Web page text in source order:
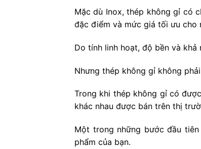
Mặc dù Inox, thép không gỉ có
đặc điểm và mức giá tối ưu cho
Do tính linh hoạt, độ bền và
Nhưng thép không gỉ không
Trong khi thép không gỉ có
khác nhau được bán trên thị
Một trong những bước đầu
phẩm của bạn.